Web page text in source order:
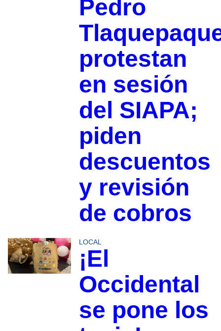
Pedro
protestan
en sesión
del SIAPA;
piden
descuentos
y revisión
de cobros
LOCAL
¡El
Occidental
se pone los